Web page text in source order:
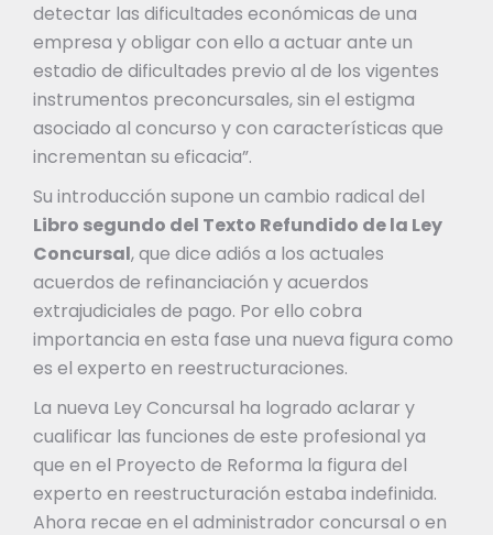
detectar las dificultades económicas de una
empresa y obligar con ello a actuar ante un
estadio de dificultades previo al de los vigentes
instrumentos preconcursales, sin el estigma
asociado al concurso y con características que
incrementan su eficacia”.
Su introducción supone un cambio radical del
Libro segundo del Texto Refundido de la Ley
Concursal, que dice adiós a los actuales
acuerdos de refinanciación y acuerdos
extrajudiciales de pago. Por ello cobra
importancia en esta fase una nueva figura como
es el experto en reestructuraciones.
La nueva Ley Concursal ha logrado aclarar y
cualificar las funciones de este profesional ya
que en el Proyecto de Reforma la figura del
experto en reestructuración estaba indefinida.
Ahora recae en el administrador concursal o en